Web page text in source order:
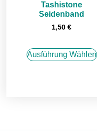
Tashistone
Seidenband
1,50€
Ausführung Wählen